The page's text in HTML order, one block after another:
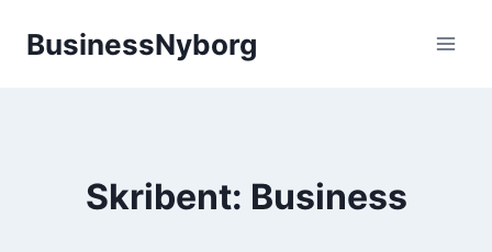
BusinessNyborg
Skribent: Business